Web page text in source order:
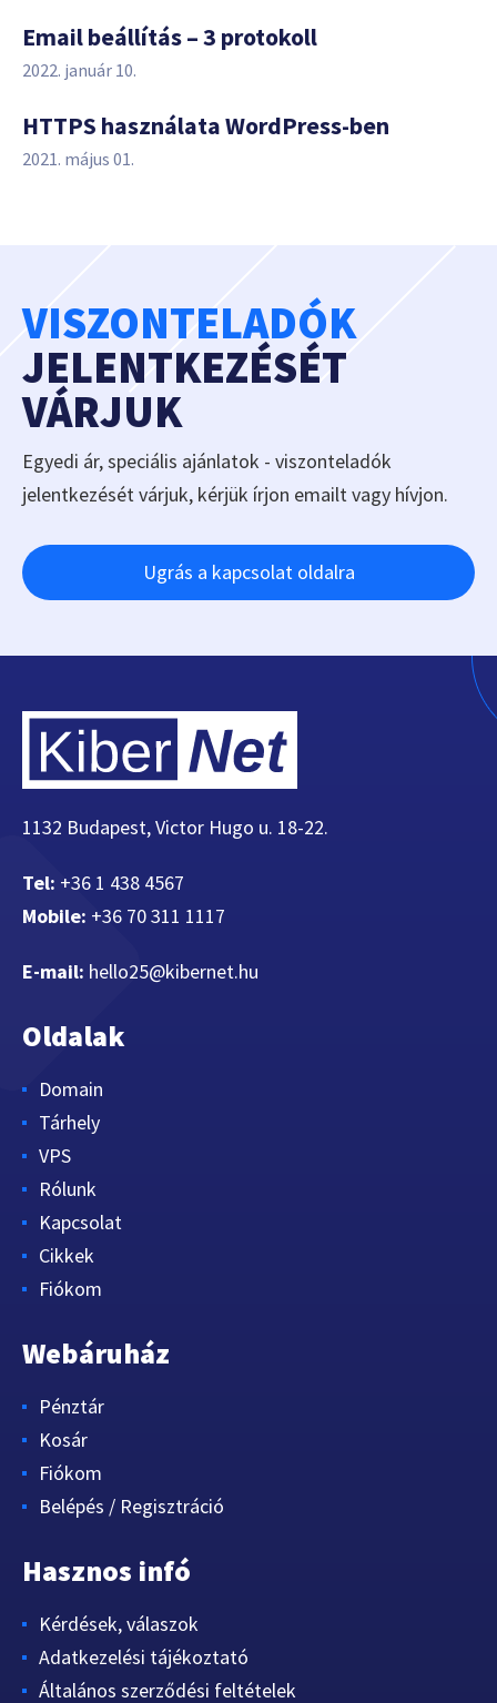
Email beállítás – 3 protokoll
2022. január 10.
HTTPS használata WordPress-ben
2021. május 01.
VISZONTELADÓK
JELENTKEZÉSÉT
VÁRJUK
Egyedi ár, speciális ajánlatok - viszonteladók
jelentkezését várjuk, kérjük írjon emailt vagy hívjon.
Ugrás a kapcsolat oldalra
1132 Budapest, Victor Hugo u. 18-22.
Tel: +36 1 438 4567
Mobile: +36 70 311 1117
E-mail: hello25@kibernet.hu
Oldalak
Domain
Tárhely
VPS
Rólunk
Kapcsolat
Cikkek
Fiókom
Webáruház
Pénztár
Kosár
Fiókom
Belépés / Regisztráció
Hasznos infó
Kérdések, válaszok
Adatkezelési tájékoztató
Általános szerződési feltételek